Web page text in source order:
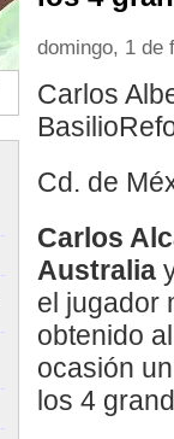
domingo, 1 de
Carlos
Cd. de
Carlos
Australia
el jugador
obtenido
ocasión
los 4